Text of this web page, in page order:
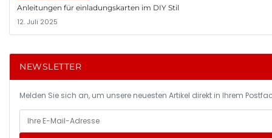
Anleitungen für einladungskarten im DIY Stil
12. Juli 2025
NEWSLETTER
Melden Sie sich an, um unsere neuesten Artikel direkt in Ihrem